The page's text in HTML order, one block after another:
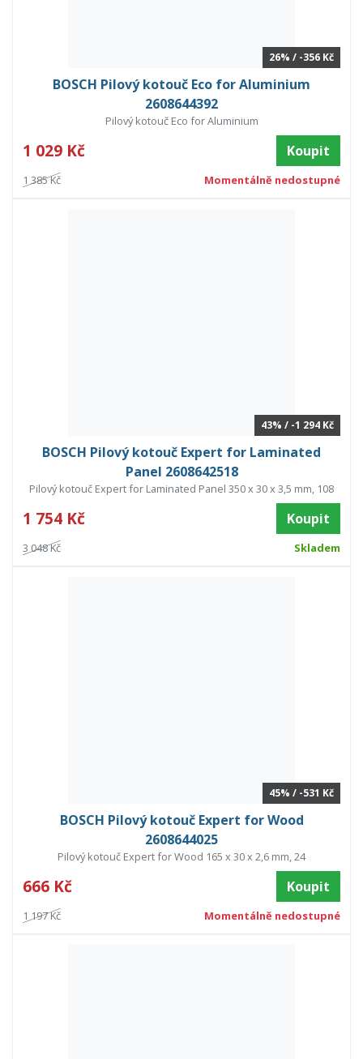
26% / -356 Kč
BOSCH Pilový kotouč Eco for Aluminium
2608644392
Pilový kotouč Eco for Aluminium
1 029 Kč Koupit
1 385 Kč Momentálně nedostupné
43% / -1 294 Kč
BOSCH Pilový kotouč Expert for Laminated
Panel 2608642518
Pilový kotouč Expert for Laminated Panel 350 x 30 x 3,5 mm, 108
1 754 Kč Koupit
3 048 Kč Skladem
45% / -531 Kč
BOSCH Pilový kotouč Expert for Wood
2608644025
Pilový kotouč Expert for Wood 165 x 30 x 2,6 mm, 24
666 Kč Koupit
1 197 Kč Momentálně nedostupné